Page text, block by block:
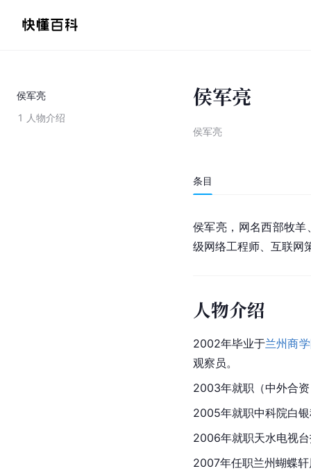
侯军亮
1 人物介绍
侯军亮
侯军亮
条目
侯军亮，网名西部牧
级网络工程师、互联网
人物介绍
2002年毕业于兰州商
观察员。
2003年就职（中外合
2005年就职中科院白
2006年就职天水电视
2007年任职兰州蝴蝶